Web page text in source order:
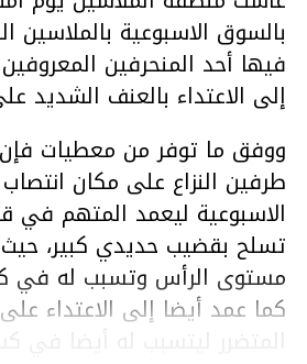
بالسوق الاسبوعية بالملاسين
فيها أحد المنحرفين
إلى الاعتداء بالعنف
ووفق ما توفر من معطيات فإن
طرفين النزاع على مكان
الاسبوعية ليعمد المتهم في
تسلح بقضيب حديدي كبير،
مستوى الرأس وتسبب له في
كما عمد أيضا إلى الاعتداء
المتضرر ليتسبب له أيضا في